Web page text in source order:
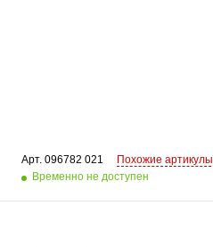
Арт. 096782 021
Похожие артикулы
Временно не доступен